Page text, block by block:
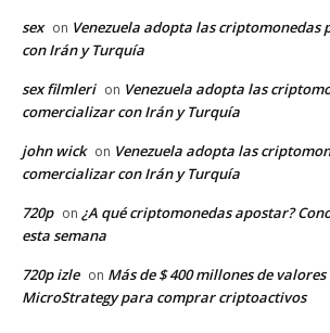
sex on Venezuela adopta las criptomonedas
con Irán y Turquía
sex filmleri on Venezuela adopta las
comercializar con Irán y Turquía
john wick on Venezuela adopta las
comercializar con Irán y Turquía
720p on ¿A qué criptomonedas apostar?
esta semana
720p izle on Más de $ 400 millones de
MicroStrategy para comprar criptoactivos